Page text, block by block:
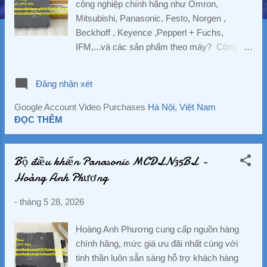
công nghiệp chính hãng như Omron,
Mitsubishi, Panasonic, Festo, Norgen ,
Beckhoff , Keyence ,Pepperl + Fuchs,
IFM,...và các sản phẩm theo máy? Công ty
với tinh thần luôn sẵn sàng hỗ trợ khách
hàng hết mình. Hàng nhập khẩu trực tiếp
bao luôn thị trường. Đừng chần chờ gì nữa,
hãy liên hệ ngay với chúng tôi để được hỗ
trợ và báo giá chi tiết nhất . ☘️ Ms. Nguyễn
Thuý ☘️ : Điện thoại : 0888.297.586
hoanganhphuong008@gmail.com Email 2:
Website: hoanganhphuong.com CÔNG TY
TNHH HOÀNG ANH PHƯƠNG -VP: 23
Đường D - Khu đô thị TTHC TP Dĩ An, KP.
Đăng nhận xét
Google Account Video Purchases Hà Nội, Việt Nam
ĐỌC THÊM
Bộ điều khiển Panasonic MCDLN35BL -
Hoàng Anh Phương
- tháng 5 28, 2026
Hoàng Anh Phương cung cấp nguồn hàng
chính hãng, mức giá ưu đãi nhất cùng với
tinh thần luôn sẵn sàng hỗ trợ khách hàng